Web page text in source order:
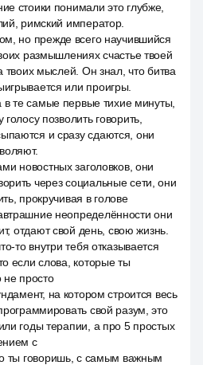
стоики понимали это глубже,
римский император.
но прежде всего научившийся
размышлениях счастье твоей
твоих мыслей. Он знал, что битва
или проигры.
в те самые первые тихие минуты,
позволить говорить,
и сразу сдаются, они
новостных заголовков, они
через социальные сети, они
прокручивая в голове
неопределённости они
отдают свой день, свою жизнь.
то внутри тебя отказывается
если слова, которые ты
не просто
на котором строится весь
свой разум, это
годы терапии, а про 5 простых
с
ты говоришь, с самым важным